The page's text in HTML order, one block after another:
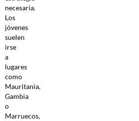
necesaria.
Los
jóvenes
suelen
irse
a
lugares
como
Mauritania,
Gambia
o
Marruecos,